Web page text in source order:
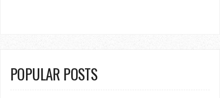
POPULAR POSTS